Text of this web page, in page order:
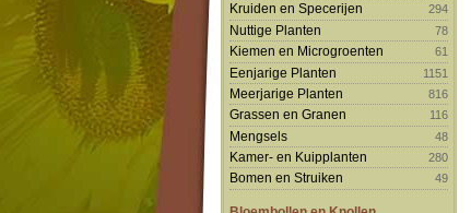
Kruiden en Specerijen 294
Nuttige Planten 78
Kiemen en Microgroenten 61
Eenjarige Planten 1151
Meerjarige Planten 816
Grassen en Granen 116
Mengsels 48
Kamer- en Kuipplanten 280
Bomen en Struiken 49